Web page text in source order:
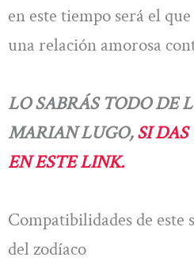
en este tiempo será el
una relación amorosa
LO SABRÁS TODO DE
MARIAN LUGO,SI DAS
EN ESTE LINK.
Compatibilidades de este
del zodíaco